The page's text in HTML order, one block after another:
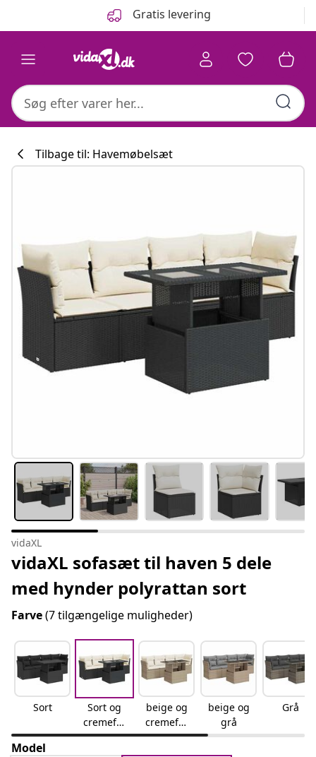
Gratis levering
#sharemevidaxl
Tilbage til: Havemøbelsæt
vidaXL
vidaXL sofasæt til haven 5 dele
med hynder polyrattan sort
Farve(7 tilgængelige muligheder)
Sort
Sort og
cremefar
vet
beige og
cremefar
vet
beige og
grå
Grå
Model